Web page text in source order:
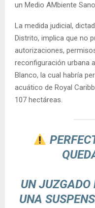
un Medio AMbiente
La medida judicial,
Distrito, implica que no
autorizaciones,
reconfiguración urbana
Blanco, la cual habría
acuático de Royal
107 hectáreas.
UN JUZGADO
UNA